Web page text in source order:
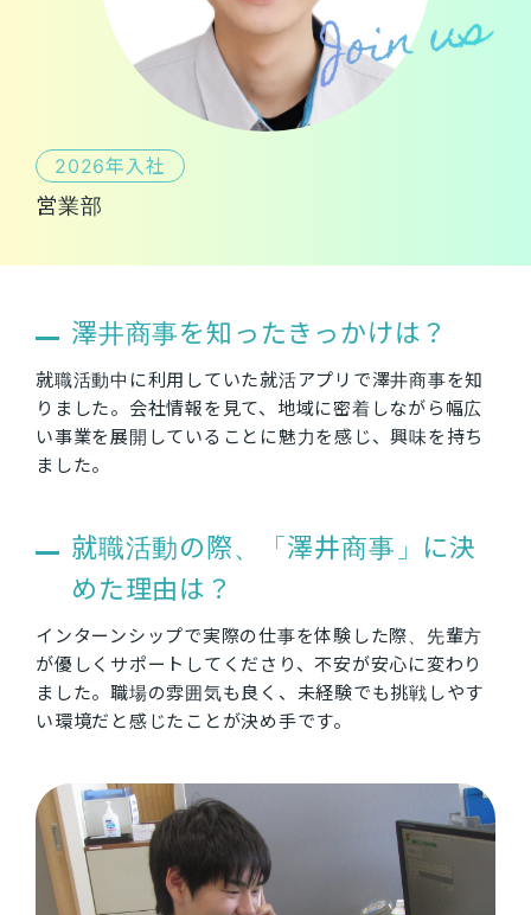
2026年入社
営業部
澤井商事を知ったきっかけは？
就職活動中に利用していた就活アプリで澤井商事を知
りました。会社情報を見て、地域に密着しながら幅広
い事業を展開していることに魅力を感じ、興味を持ち
ました。
就職活動の際、「澤井商事」に決
めた理由は？
インターンシップで実際の仕事を体験した際、先輩方
が優しくサポートしてくださり、不安が安心に変わり
ました。職場の雰囲気も良く、未経験でも挑戦しやす
い環境だと感じたことが決め手です。